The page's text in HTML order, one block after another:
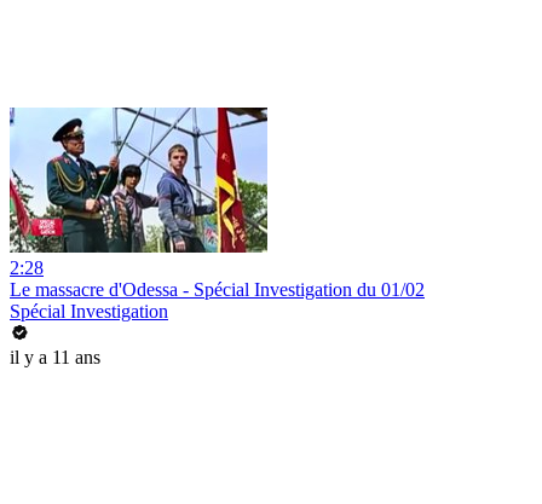
2:28
Le massacre d'Odessa - Spécial Investigation du 01/02
Spécial Investigation
il y a 11 ans